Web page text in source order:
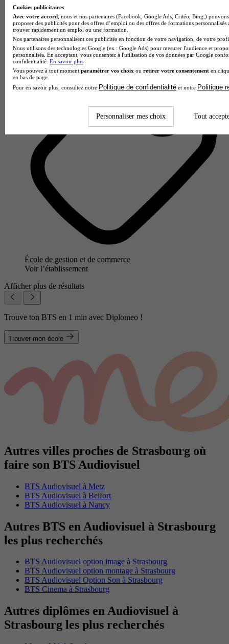
Institut Européen de Formation - IEF
5.0
2 avis
Schiltigheim
École de gestion et de commerce
Voir l’établissement
Afficher plus de résultats
Trouve ton BTS en 1 min avec Diplomeo !
Trouver mon école
Autres villes proches de Strasbourg où
faire son BTS Audiovisuel
BTS Audiovisuel à Metz
BTS Audiovisuel à Belfort
BTS Audiovisuel à Nancy
Autres BTS en Audiovisuel à Strasbourg
les plus recherchés
BTS Audiovisuel option image à Strasbourg
BTS Audiovisuel option montage à Strasbourg
BTS Audiovisuel Option Son à Strasbourg
BTS Cinema à Strasbourg
Autres diplômes en Audiovisuel à
Strasbourg les plus recherchés
Cookies publicitaires
Avec votre accord , nous et nos partenaires (Facebook, Google Ads, Critéo, Bing,)
proposer des publicités pour des offres d’emploi ou des offres de formations
trouver rapidement un emploi ou une formation.
Nos partenaires personnalisent ces publicités en fonction de votre navigation, de votre
Nous utilisons des technologies Google (ex : Google Ads) pour mesurer l'audience et
personnalisés. En acceptant, vous consentez à l'utilisation de vos données par Google
confidentialité. En savoir plus
Vous pouvez à tout moment paramétrer vos choix ou retirer votre consentement en
en bas de page.
Pour en savoir plus, consultez notre Politique de confidentialité et notre Politique
Personnaliser mes choix Tout